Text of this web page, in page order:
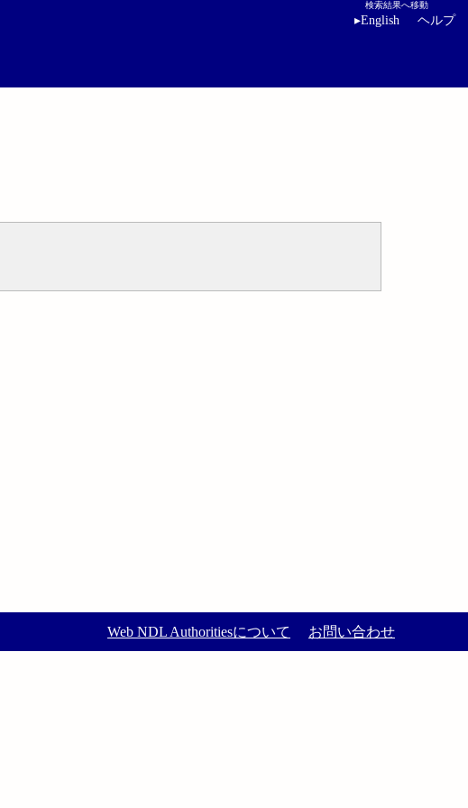
検索結果へ移動
▸English ヘルプ
Web NDL Authoritiesについて お問い合わせ